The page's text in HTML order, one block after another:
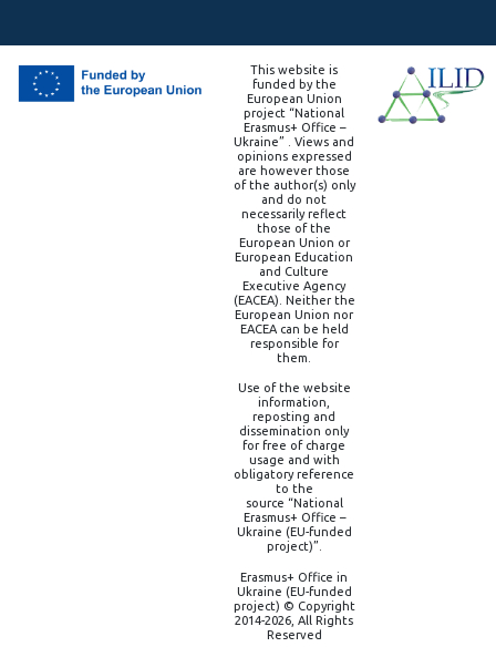
This website is
funded by the
European Union
project “National
Erasmus+ Office –
Ukraine” . Views and
opinions expressed
are however those
of the author(s) only
and do not
necessarily reflect
those of the
European Union or
European Education
and Culture
Executive Agency
(EACEA). Neither the
European Union nor
EACEA can be held
responsible for
them.
Use of the website
information,
reposting and
dissemination only
for free of charge
usage and with
obligatory reference
to the
source “National
Erasmus+ Office –
Ukraine (EU-funded
project)”.
Erasmus+ Office in
Ukraine (EU-funded
project) © Copyright
2014-2026, All Rights
Reserved